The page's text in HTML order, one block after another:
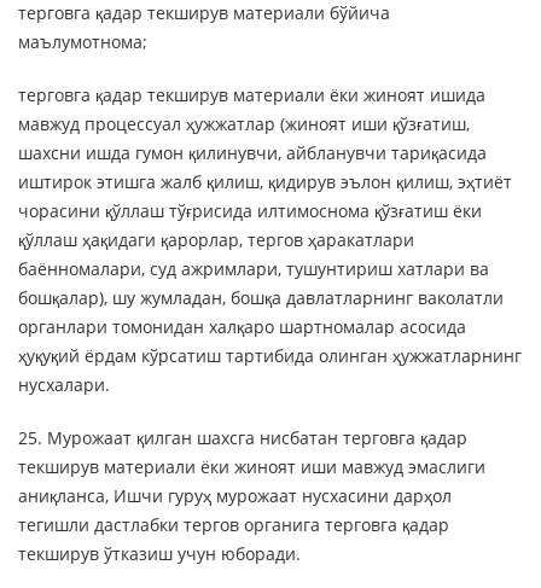
терговга қадар текширув материали бўйича
маълумотнома;
терговга қадар текширув материали ёки жиноят ишида
мавжуд процессуал ҳужжатлар (жиноят иши қўзғатиш,
шахсни ишда гумон қилинувчи, айбланувчи тариқасида
иштирок этишга жалб қилиш, қидирув эълон қилиш, эҳтиёт
чорасини қўллаш тўғрисида илтимоснома қўзғатиш ёки
қўллаш ҳақидаги қарорлар, тергов ҳаракатлари
баённомалари, суд ажримлари, тушунтириш хатлари ва
бошқалар), шу жумладан, бошқа давлатларнинг ваколатли
органлари томонидан халқаро шартномалар асосида
ҳуқуқий ёрдам кўрсатиш тартибида олинган ҳужжатларнинг
нусхалари.
25. Мурожаат қилган шахсга нисбатан терговга қадар
текширув материали ёки жиноят иши мавжуд эмаслиги
аниқланса, Ишчи гуруҳ мурожаат нусхасини дарҳол
тегишли дастлабки тергов органига терговга қадар
текширув ўтказиш учун юборади.